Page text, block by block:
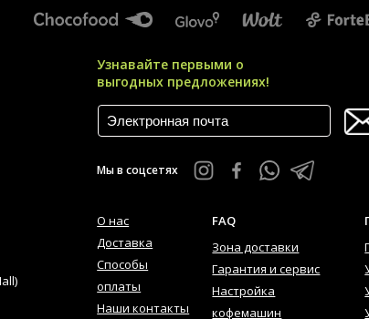
Узнавайте первыми о
выгодных предложениях!
Мы в соцсетях
О нас
Доставка
Способы
оплаты
Наши контакты
FAQ
Зона доставки
Гарантия и сервис
Настройка
кофемашин